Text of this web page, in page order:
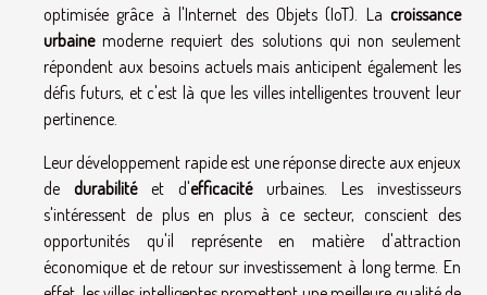
optimisée grâce à l'Internet des Objets (IoT). La croissance
urbainemoderne requiert des solutions qui non seulement
répondent aux besoins actuels mais anticipent également les
défis futurs, et c'est là que les villes intelligentes trouvent leur
pertinence.
Leur développement rapide est une réponse directe aux enjeux
de durabilitéet d'efficacitéurbaines. Les investisseurs
s'intéressent de plus en plus à ce secteur, conscient des
opportunités qu'il représente en matière d'attraction
économique et de retour sur investissement à long terme. En